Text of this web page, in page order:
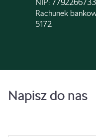
NIP:
Rachunek
5172
Napisz do nas